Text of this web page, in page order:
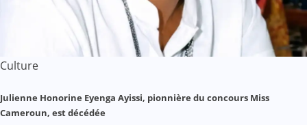
Culture
Julienne Honorine Eyenga Ayissi, pionnière du concours Miss
Cameroun, est décédée